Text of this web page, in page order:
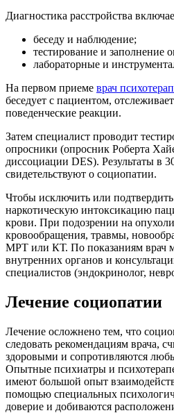
Диагностика расстройства
беседу и наблюдение;
тестирование и заполнение
лабораторные и
На первом приеме врач
беседует с пациентом,
поведенческие реакции.
Затем специалист проводит
опросники (опросник Роберта
диссоциации DES). Результаты в
свидетельствуют о социопатии.
Чтобы исключить или
наркотическую интоксикацию
крови. При подозрении на
кровообращения, травмы,
МРТ или КТ. По показаниям врач
внутренних органов и
специалистов (эндокринолог,
Лечение социопатии
Лечение осложнено тем, что
следовать рекомендациям врача,
здоровыми и сопротивляются
Опытные психиатры и
имеют большой опыт
помощью специальных
доверие и добиваются